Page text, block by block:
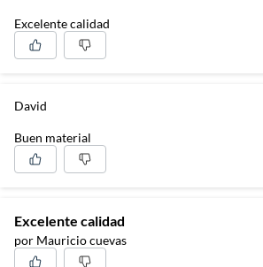
Excelente calidad
David
Buen material
Excelente calidad
por Mauricio cuevas